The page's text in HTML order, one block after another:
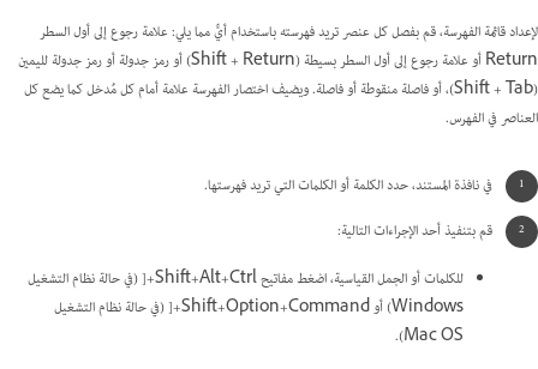
لإعداد قائمة الفهرسة، قم بفصل كل عنصر تريد فهرسته باستخدام أيٍّ مما يلي: علامة رجوع إلى أول السطر
Return أو علامة رجوع إلى أول السطر بسيطة (Shift + Return) أو رمز جدولة أو رمز جدولة لليمين
(Shift + Tab)، أو فاصلة منقوطة أو فاصلة. ويضيف اختصار الفهرسة علامة أمام كل مُدخل كما يضع كل
العناصر في الفهرس.
في نافذة المستند، حدد الكلمة أو الكلمات التي تريد فهرستها.
قم بتنفيذ أحد الإجراءات التالية:
للكلمات أو الجمل القياسية، اضغط مفاتيح Shift+Alt+Ctrl+[ (في حالة نظام التشغيل
Windows) أو Shift+Option+Command+[ (في حالة نظام التشغيل
Mac OS).